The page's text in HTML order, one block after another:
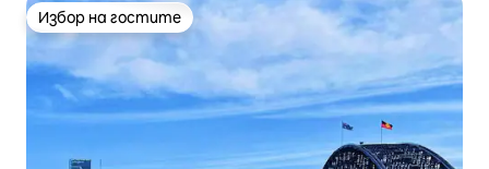
Избор на гостите
Избор на гостите